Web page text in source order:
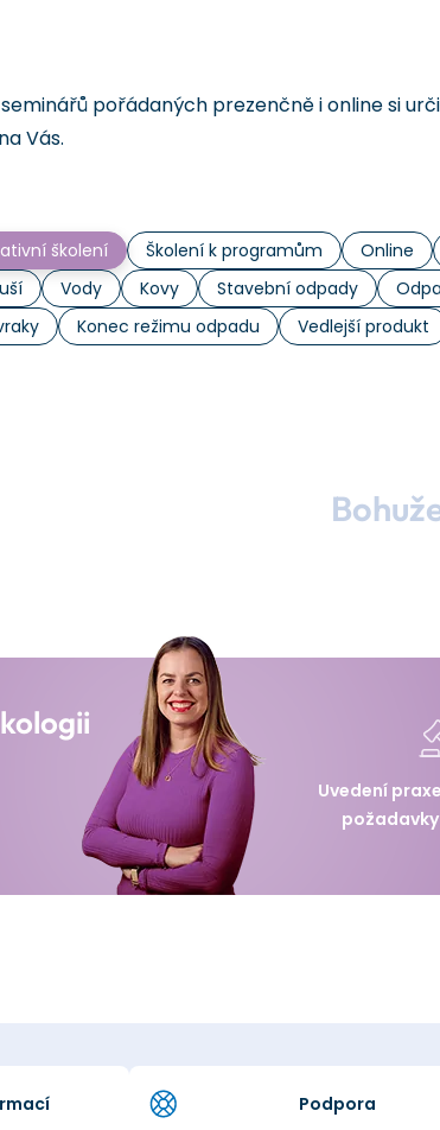
pořádaných prezenčně i online si
Vás.
školení Školení k programům Online
Vody Kovy Stavební odpady
Konec režimu odpadu Vedlejší produkt
Uvedení
Podpora